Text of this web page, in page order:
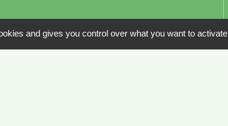
and gives you control over what you want to activate